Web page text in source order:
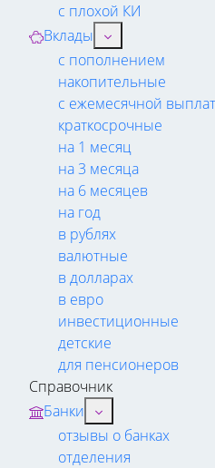
с плохой КИ
Вклады
с пополнением
накопительные
с ежемесячной
краткосрочные
на 1 месяц
на 3 месяца
на 6 месяцев
на год
в рублях
валютные
в долларах
в евро
инвестиционные
детские
для пенсионеров
Справочник
Банки
отзывы о банках
отделения